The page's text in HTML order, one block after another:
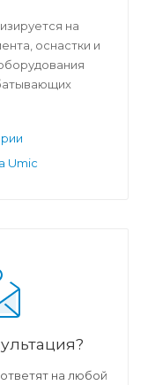
на
оснастки и
Umic
на любой